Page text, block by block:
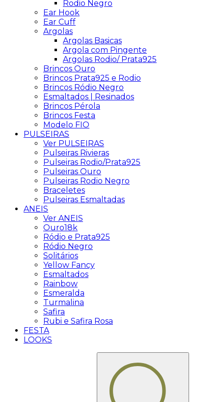
Rodio Negro
Ear Hook
Ear Cuff
Argolas
Argolas Basicas
Argola com Pingente
Argolas Rodio/ Prata925
Brincos Ouro
Brincos Prata925 e Rodio
Brincos Ródio Negro
Esmaltados | Resinados
Brincos Pérola
Brincos Festa
Modelo FIO
PULSEIRAS
Ver PULSEIRAS
Pulseiras Rivieras
Pulseiras Rodio/Prata925
Pulseiras Ouro
Pulseiras Rodio Negro
Braceletes
Pulseiras Esmaltadas
ANEIS
Ver ANEIS
Ouro18k
Ródio e Prata925
Ródio Negro
Solitários
Yellow Fancy
Esmaltados
Rainbow
Esmeralda
Turmalina
Safira
Rubi e Safira Rosa
FESTA
LOOKS